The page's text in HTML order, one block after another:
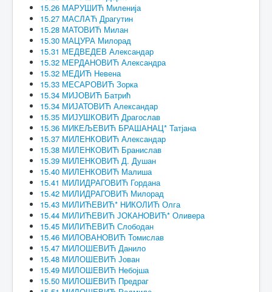
15.26 МАРУШИЋ Миленија
15.27 МАСЛАЋ Драгутин
15.28 МАТОВИЋ Милан
15.30 МАЦУРА Милорад
15.31 МЕДВЕДЕВ Александар
15.32 МЕРДАНОВИЋ Александра
15.32 МЕДИЋ Невена
15.33 МЕСАРОВИЋ Зорка
15.34 МИЈОВИЋ Батрић
15.34 МИЈАТОВИЋ Александар
15.35 МИЈУШКОВИЋ Драгослав
15.36 МИКЕЉЕВИЋ БРАШАНАЦ* Татјана
15.37 МИЛЕНКОВИЋ Александар
15.38 МИЛЕНКОВИЋ Бранислав
15.39 МИЛЕНКОВИЋ Д. Душан
15.40 МИЛЕНКОВИЋ Малиша
15.41 МИЛИДРАГОВИЋ Гордана
15.42 МИЛИДРАГОВИЋ Милорад
15.43 МИЛИЋЕВИЋ* НИКОЛИЋ Олга
15.44 МИЛИЋЕВИЋ ЈОКАНОВИЋ* Оливера
15.45 МИЛИЋЕВИЋ Слободан
15.46 МИЛОВАНОВИЋ Томислав
15.47 МИЛОШЕВИЋ Данило
15.48 МИЛОШЕВИЋ Јован
15.49 МИЛОШЕВИЋ Небојша
15.50 МИЛОШЕВИЋ Предраг